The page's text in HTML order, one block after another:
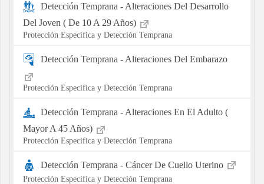
Detección Temprana - Alteraciones Del Desarrollo
Del Joven ( De 10 A 29 Años)
Protección Especifica y Detección Temprana
Detección Temprana - Alteraciones Del Embarazo
Protección Especifica y Detección Temprana
Detección Temprana - Alteraciones En El Adulto (
Mayor A 45 Años)
Protección Especifica y Detección Temprana
Detección Temprana - Cáncer De Cuello Uterino
Protección Especifica y Detección Temprana